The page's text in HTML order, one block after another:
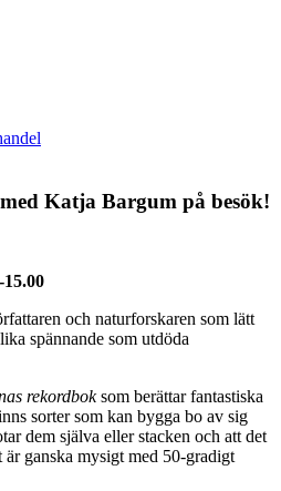
Katja Bargum på besök!
och naturforskaren som lätt
spännande som utdöda
rekordboksom berättar fantastiska
sorter som kan bygga bo av sig
dem själva eller stacken och att det
ganska mysigt med 50-gradigt